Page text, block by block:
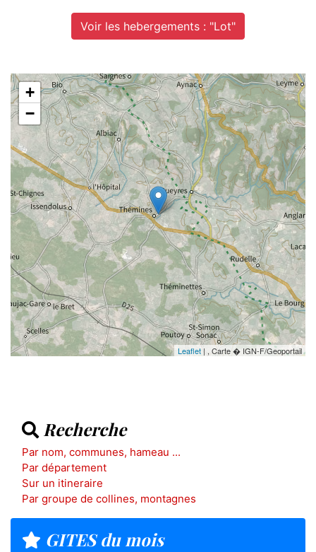
Voir les hebergements : "Lot"
+
−
Leaflet | , Carte � IGN-F/Geoportail
Recherche
Par nom, communes, hameau ...
Par département
Sur un itineraire
Par groupe de collines, montagnes
GITES du mois